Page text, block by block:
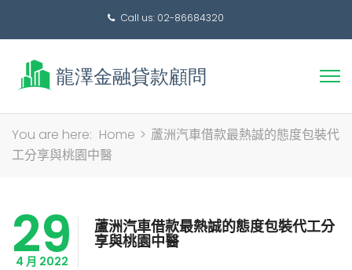
Call us: 02-86684320
搜
You are here: Home > 蘆洲汽車借款最熱誠的態度包裝代
工分享與桃園中醫
29
4 月 2022
蘆洲汽車借款最熱誠的態度包裝代工分
享與桃園中醫